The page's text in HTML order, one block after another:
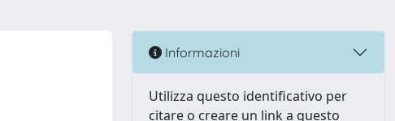
Informazioni
Utilizza questo identificativo per
citare o creare un link a questo